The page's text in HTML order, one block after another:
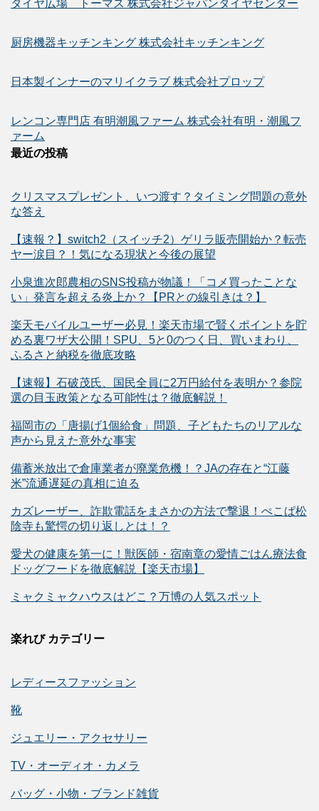
タイヤ広場 トーマス 株式会社ジャパンタイヤセンター
厨房機器キッチンキング 株式会社キッチンキング
日本製インナーのマリイクラブ 株式会社プロップ
レンコン専門店 有明潮風ファーム 株式会社有明・潮風フ
ァーム
最近の投稿
クリスマスプレゼント、いつ渡す？タイミング問題の意外
な答え
【速報？】switch2（スイッチ2）ゲリラ販売開始か？転売
ヤー涙目？！気になる現状と今後の展望
小泉進次郎農相のSNS投稿が物議！「コメ買ったことな
い」発言を超える炎上か？【PRとの線引きは？】
楽天モバイルユーザー必見！楽天市場で賢くポイントを貯
める裏ワザ大公開！SPU、5と0のつく日、買いまわり、
ふるさと納税を徹底攻略
【速報】石破茂氏、国民全員に2万円給付を表明か？参院
選の目玉政策となる可能性は？徹底解説！
福岡市の「唐揚げ1個給食」問題、子どもたちのリアルな
声から見えた意外な事実
備蓄米放出で倉庫業者が廃業危機！？JAの存在と“江藤
米”流通遅延の真相に迫る
カズレーザー、詐欺電話をまさかの方法で撃退！ぺこぱ松
陰寺も驚愕の切り返しとは！？
愛犬の健康を第一に！獣医師・宿南章の愛情ごはん療法食
ドッグフードを徹底解説【楽天市場】
ミャクミャクハウスはどこ？万博の人気スポット
楽れび カテゴリー
レディースファッション
靴
ジュエリー・アクセサリー
TV・オーディオ・カメラ
バッグ・小物・ブランド雑貨